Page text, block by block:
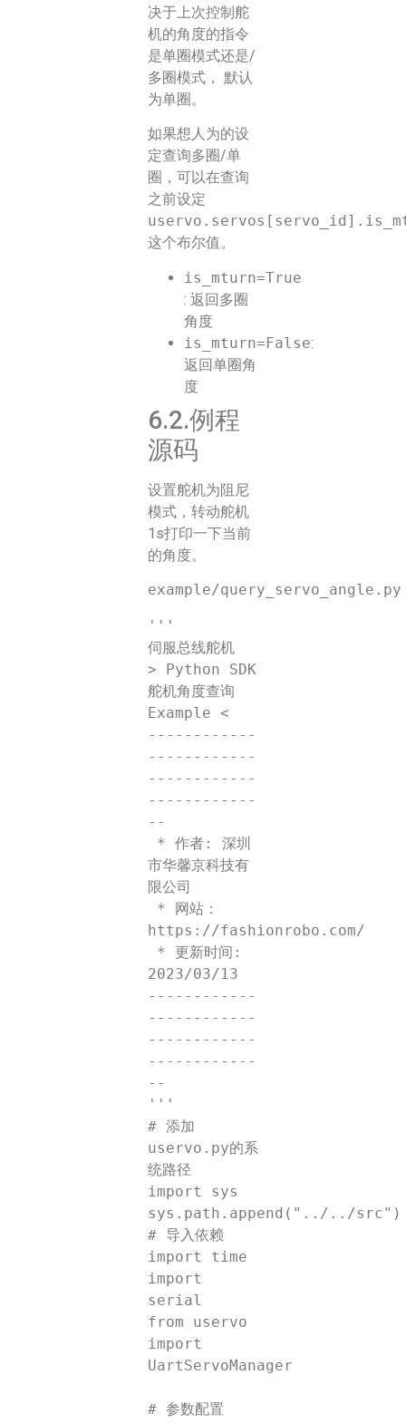
决于上次控制舵
机的角度的指令
是单圈模式还是/
多圈模式， 默认
为单圈。
如果想人为的设
定查询多圈/单
圈，可以在查询
之前设定
这个布尔值。
is_mturn=True
: 返回多圈
角度
is_mturn=False:
返回单圈角
度
6.2.例程
源码
设置舵机为阻尼
模式，转动舵机
1s打印一下当前
的角度。
example/query_servo_angle.py
'''
伺服总线舵机
> Python SDK
舵机角度查询
Example <
------------
------------
------------
------------
--
市华馨京科技有
限公司
https://fashionrobo.com/
2023/03/13
------------
------------
------------
------------
--
'''
# 添加
uservo.py的系
统路径
import sys
sys.path.append("../../src")
# 导入依赖
import time
import
serial
from uservo
import
UartServoManager
# 参数配置